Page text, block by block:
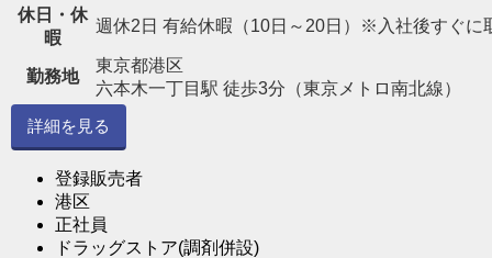
休日・休
暇
週休2日 有給休暇（10日～20日）※入社後すぐに
勤務地
東京都港区
六本木一丁目駅 徒歩3分（東京メトロ南北線）
詳細を見る
登録販売者
港区
正社員
ドラッグストア(調剤併設)